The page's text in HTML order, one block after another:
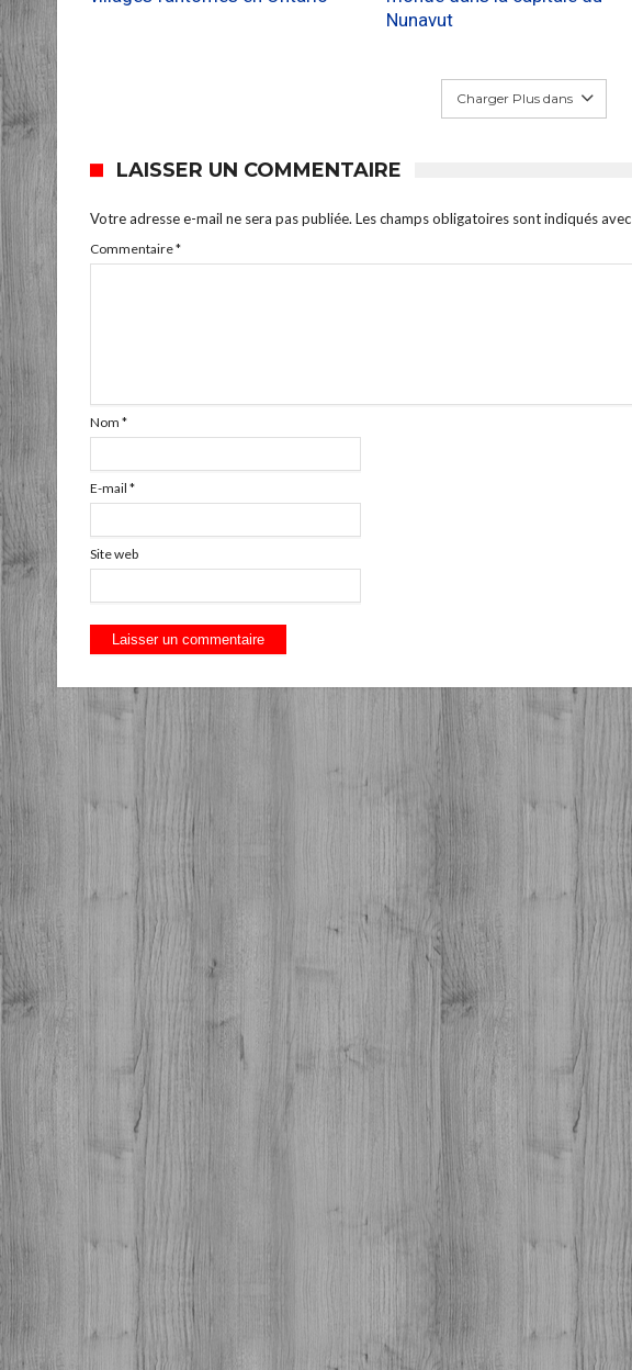
Nunavut
Charger Plus dans
LAISSER UN COMMENTAIRE
Votre adresse e-mail ne sera pas publiée. Les champs obligatoires sont indiqués avec
Commentaire*
Nom *
E-mail *
Site web